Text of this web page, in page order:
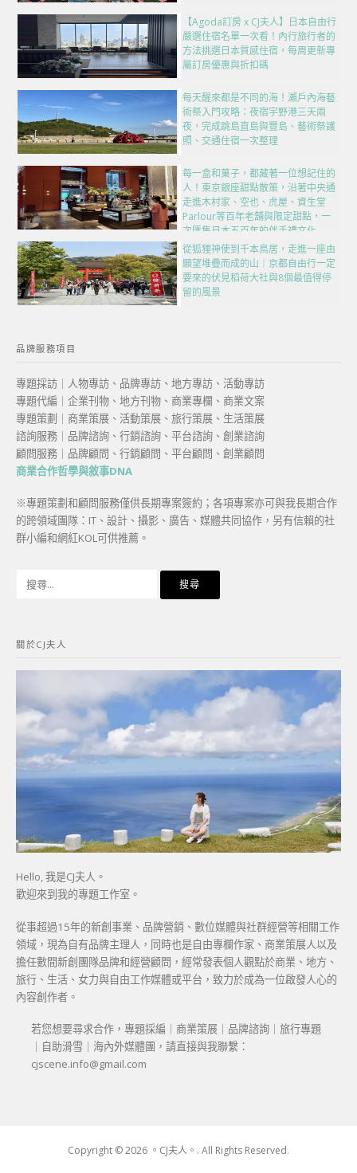
【Agoda訂房 x CJ夫人】日本自由行
嚴選住宿名單一次看！內行旅行者的
方法挑選日本質感住宿，每周更新專
屬訂房優惠與折扣碼
每天醒來都是不同的海！瀨戶內海藝
術祭入門攻略：夜宿宇野港三天兩
夜，完成跳島直島與豐島、藝術祭護
照、交通住宿一次整理
每一盒和菓子，都藏著一位想記住的
人！東京銀座甜點散策，沿著中央通
走進木村家、空也、虎屋、資生堂
Parlour等百年老舖與限定甜點，一
次匯集日本五百年的伴手禮文化
從狐狸神使到千本鳥居，走進一座由
願望堆疊而成的山｜京都自由行一定
要來的伏見稻荷大社與8個最值得停
留的風景
品牌服務項目
專題採訪｜人物專訪、品牌專訪、地方專訪、活動專訪
專題代編｜企業刊物、地方刊物、商業專欄、商業文案
專題策劃｜商業策展、活動策展、旅行策展、生活策展
諮詢服務｜品牌諮詢、行銷諮詢、平台諮詢、創業諮詢
顧問服務｜品牌顧問、行銷顧問、平台顧問、創業顧問
商業合作哲學與敘事DNA
※專題策劃和顧問服務僅供長期專案簽約；各項專案亦可與我長期合作
的跨領域團隊：IT、設計、攝影、廣告、媒體共同協作，另有信賴的社
群小編和網紅KOL可供推薦。
字:
關於CJ夫人
Hello, 我是CJ夫人。
歡迎來到我的專題工作室。
從事超過15年的新創事業、品牌營銷、數位媒體與社群經營等相關工作
領域，現為自有品牌主理人，同時也是自由專欄作家、商業策展人以及
擔任數間新創團隊品牌和經營顧問，經常發表個人觀點於商業、地方、
旅行、生活、女力與自由工作媒體或平台，致力於成為一位啟發人心的
內容創作者。
若您想要尋求合作，專題採編｜商業策展｜品牌諮詢｜旅行專題
｜自助滑雪｜海內外媒體團，請直接與我聯繫：
cjscene.info@gmail.com
Copyright © 2026 。CJ夫人。. All Rights Reserved.